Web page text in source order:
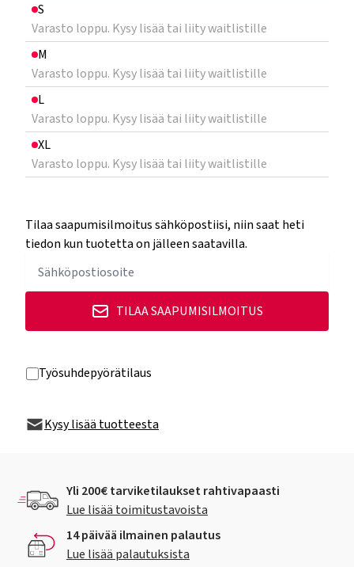
S
Varasto loppu. Kysy lisää tai liity waitlistille
M
Varasto loppu. Kysy lisää tai liity waitlistille
L
Varasto loppu. Kysy lisää tai liity waitlistille
XL
Varasto loppu. Kysy lisää tai liity waitlistille
Tilaa saapumisilmoitus sähköpostiisi, niin saat heti
tiedon kun tuotetta on jälleen saatavilla.
TILAA SAAPUMISILMOITUS
Työsuhdepyörätilaus
Kysy lisää tuotteesta
Yli 200€ tarviketilaukset rahtivapaasti
Lue lisää toimitustavoista
14 päivää ilmainen palautus
Lue lisää palautuksista